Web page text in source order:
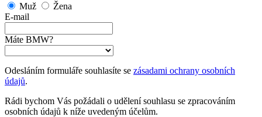
Muž
Žena
E-mail
Máte BMW?
Odesláním formuláře souhlasíte se zásadami ochrany osobních
údajů.
Rádi bychom Vás požádali o udělení souhlasu se zpracováním
osobních údajů k níže uvedeným účelům.